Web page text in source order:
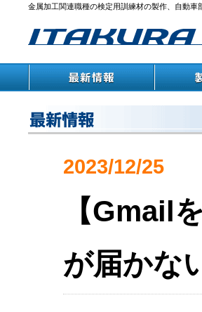
金属加工関連職種の検定用訓練材の製作、自動
2023/12/25
【Gmail
が届かな